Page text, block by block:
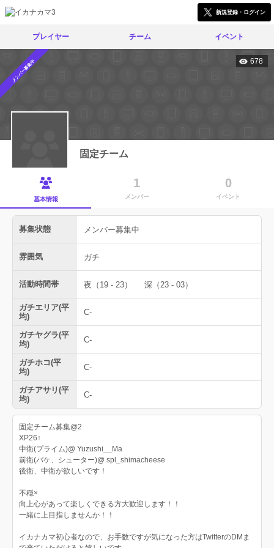
新規登録・ログイン
プレイヤー チーム イベント
メンバー募集中 678
固定チーム
基本情報
1
メンバー
0
イベント
募集状態 メンバー募集中
雰囲気 ガチ
活動時間帯 夜（19 - 23） 深（23 - 03）
ガチエリア(平
均)
C-
ガチヤグラ(平
均)
C-
ガチホコ(平
均)
C-
ガチアサリ(平
均)
C-
固定チーム募集@2
XP26↑
中衛(プライム)@ Yuzushi__Ma
前衛(バケ、シューター)@ spl_shimacheese
後衛、中衛が欲しいです！
不穏×
向上心があって楽しくできる方大歓迎します！！
一緒に上目指しませんか！！
イカナカマ初心者なので、お手数ですが気になった方はTwitterのDMま